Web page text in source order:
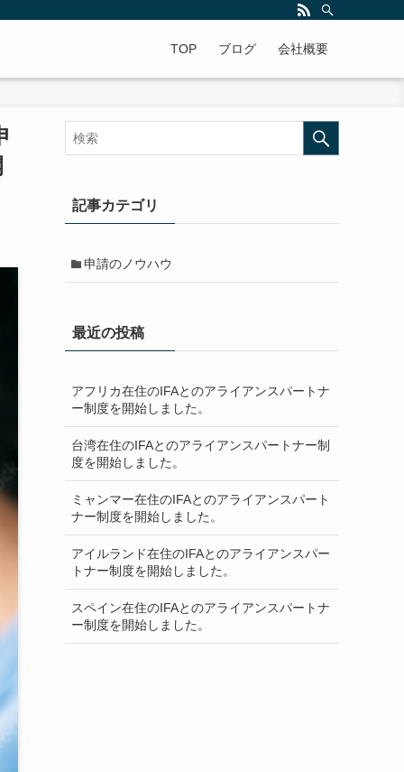
すよ。年中無休で全国対応!
TOP ブログ 会社概要
記事カテゴリ
申請のノウハウ
最近の投稿
アフリカ在住のIFAとのアライアンスパートナ
ー制度を開始しました。
台湾在住のIFAとのアライアンスパートナー制
度を開始しました。
ミャンマー在住のIFAとのアライアンスパート
ナー制度を開始しました。
アイルランド在住のIFAとのアライアンスパー
トナー制度を開始しました。
スペイン在住のIFAとのアライアンスパートナ
ー制度を開始しました。